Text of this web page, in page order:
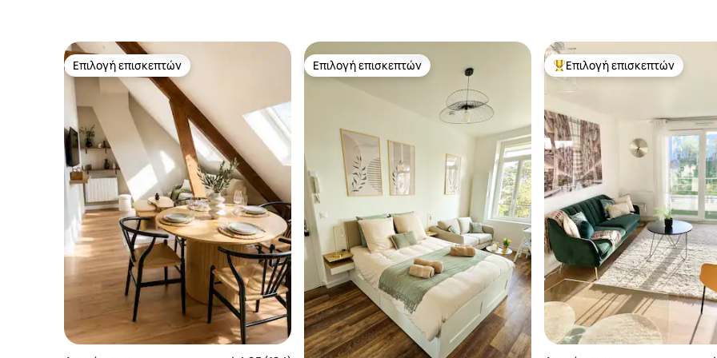
Επιλογή επισκεπτών
Επιλογή επισκεπτών Επιλογή επισκεπτών
Επιλογή επισκεπτών Κορυφαία επιλογή επισκεπτών
Επιλογή επισκεπτών